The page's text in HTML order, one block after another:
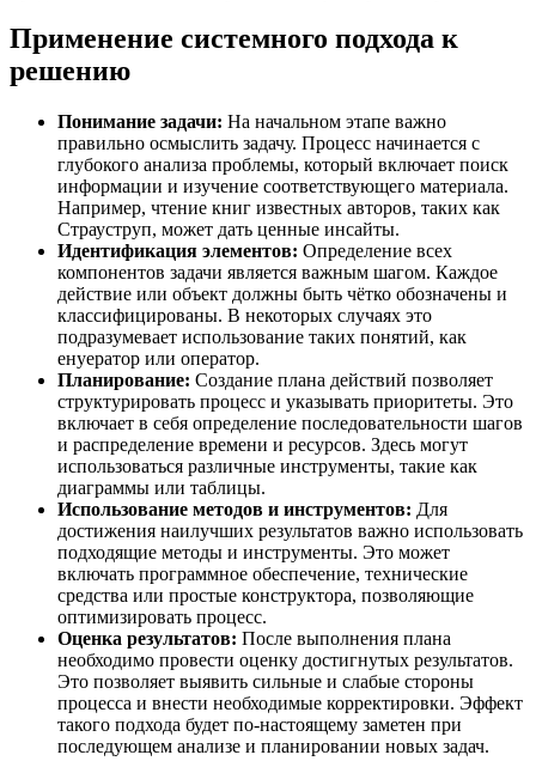
Применение системного подхода к
решению
Понимание задачи: На начальном этапе важно
правильно осмыслить задачу. Процесс начинается с
глубокого анализа проблемы, который включает поиск
информации и изучение соответствующего материала.
Например, чтение книг известных авторов, таких как
Страуструп, может дать ценные инсайты.
Идентификация элементов: Определение всех
компонентов задачи является важным шагом. Каждое
действие или объект должны быть чётко обозначены и
классифицированы. В некоторых случаях это
подразумевает использование таких понятий, как
енуератор или оператор.
Планирование: Создание плана действий позволяет
структурировать процесс и указывать приоритеты. Это
включает в себя определение последовательности шагов
и распределение времени и ресурсов. Здесь могут
использоваться различные инструменты, такие как
диаграммы или таблицы.
Использование методов и инструментов: Для
достижения наилучших результатов важно использовать
подходящие методы и инструменты. Это может
включать программное обеспечение, технические
средства или простые конструктора, позволяющие
оптимизировать процесс.
Оценка результатов: После выполнения плана
необходимо провести оценку достигнутых результатов.
Это позволяет выявить сильные и слабые стороны
процесса и внести необходимые корректировки. Эффект
такого подхода будет по-настоящему заметен при
последующем анализе и планировании новых задач.